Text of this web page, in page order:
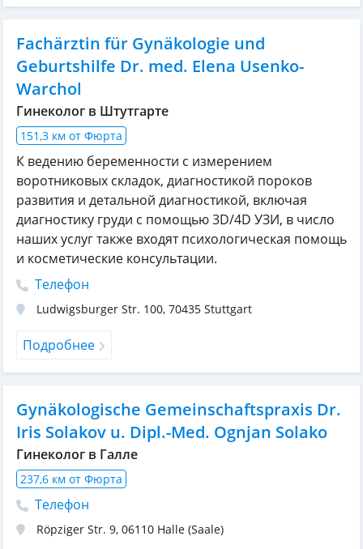
Fachärztin für Gynäkologie und
Geburtshilfe Dr. med. Elena Usenko-
Warchol
Гинеколог в Штутгарте
151,3 км от Фюрта
К ведению беременности с измерением
воротниковых складок, диагностикой пороков
развития и детальной диагностикой, включая
диагностику груди с помощью 3D/4D УЗИ, в число
наших услуг также входят психологическая помощь
и косметические консультации.
Телефон
Ludwigsburger Str. 100, 70435 Stuttgart
Подробнее
Gynäkologische Gemeinschaftspraxis Dr.
Iris Solakov u. Dipl.-Med. Ognjan Solako
Гинеколог в Галле
237,6 км от Фюрта
Телефон
Röpziger Str. 9, 06110 Halle (Saale)